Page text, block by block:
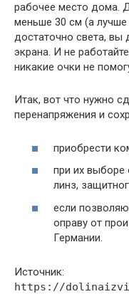
рабочее место дома.
меньше 30 см (а
достаточно света, вы
экрана. И не
никакие очки не
Итак, вот что нужно
перенапряжения и
приобрести
при их выборе
линз,
если
оправу от
Германии.
Источник:
https://